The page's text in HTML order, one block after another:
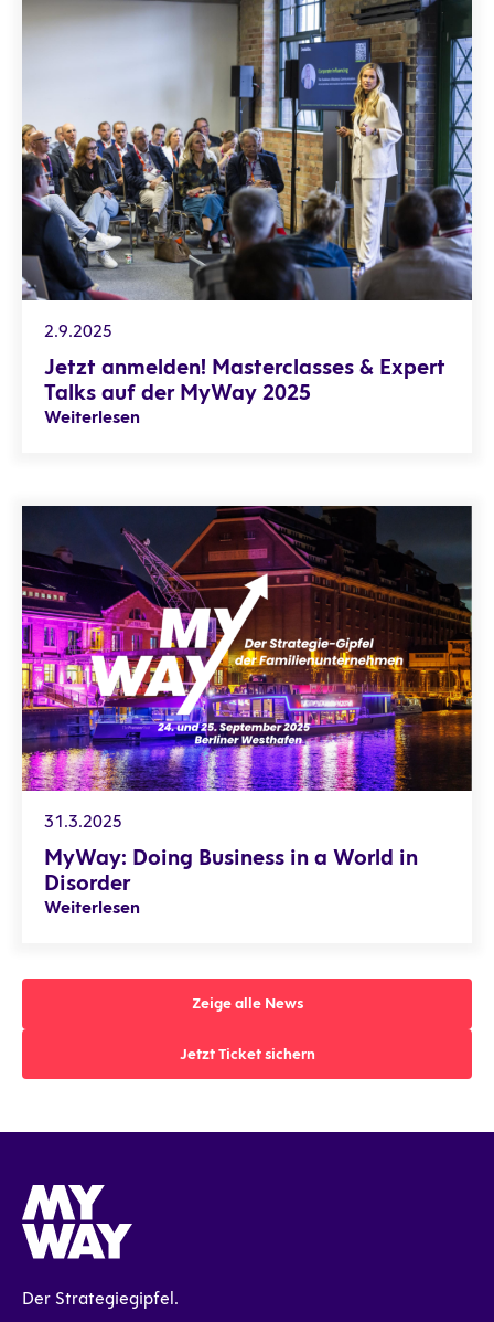
2.9.2025
Jetzt anmelden! Masterclasses & Expert
Talks auf der MyWay 2025
Weiterlesen
Jetzt anmelden! Masterclasses & Expert Talks auf der
31.3.2025
MyWay: Doing Business in a World in
Disorder
Weiterlesen
MyWay: Doing Business in a World in Disorder
Zeige alle News
Jetzt Ticket sichern
Der Strategiegipfel.